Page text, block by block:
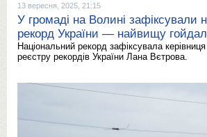
13 вересня, 2025, 21:15
У громаді на Волині зафіксували
рекорд України — найвищу
Національний рекорд зафіксувала
реєстру рекордів України Лана Вєтрова.